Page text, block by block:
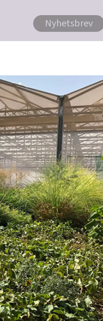
Nyhetsbrev